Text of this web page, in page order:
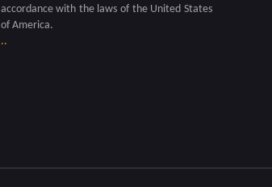
accordance with the laws of the United States
of America.
..